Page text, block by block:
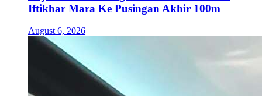
Iftikhar Mara Ke Pusingan Akhir 100m
August 6, 2026